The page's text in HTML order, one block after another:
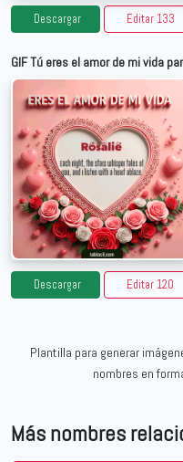
Descargar Editar 133
Descargar Editar 120
Plantilla para generar
nombres en
Más nombres